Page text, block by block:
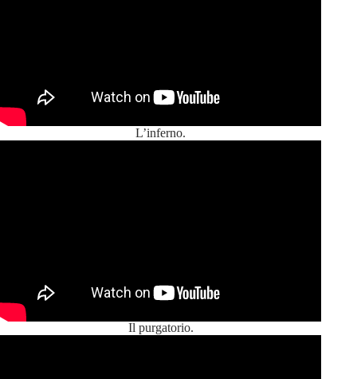
L’inferno.
Il purgatorio.